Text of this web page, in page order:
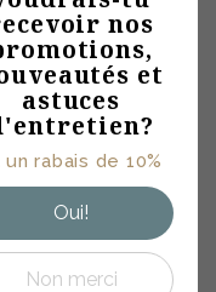
nos
et
astuces
un rabais de 10%
Oui!
Non merci
notre
infolettre
Conseils mode •
et rabais
• Offres
exclusives